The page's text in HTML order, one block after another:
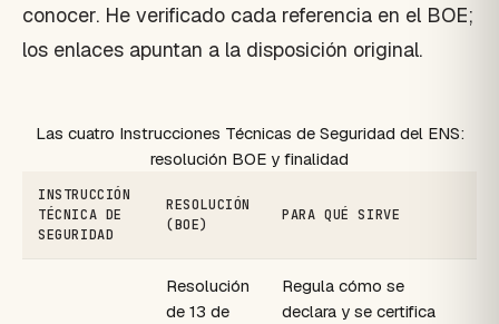
conocer. He verificado cada referencia en el BOE;
los enlaces apuntan a la disposición original.
Las cuatro Instrucciones Técnicas de Seguridad del ENS:
resolución BOE y finalidad
INSTRUCCIÓN
TÉCNICA DE
SEGURIDAD
RESOLUCIÓN
(BOE)
PARA QUÉ SIRVE
Resolución
de 13 de
Regula cómo se
declara y se certifica